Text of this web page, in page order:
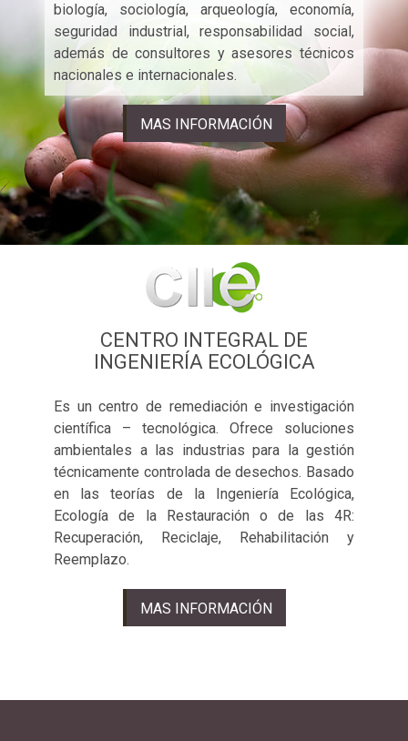
biología, sociología, arqueología, economía,
seguridad industrial, responsabilidad social,
además de consultores y asesores técnicos
nacionales e internacionales.
MAS INFORMACIÓN
CENTRO INTEGRAL DE
INGENIERÍA ECOLÓGICA
Es un centro de remediación e investigación
científica – tecnológica. Ofrece soluciones
ambientales a las industrias para la gestión
técnicamente controlada de desechos. Basado
en las teorías de la Ingeniería Ecológica,
Ecología de la Restauración o de las 4R:
Recuperación, Reciclaje, Rehabilitación y
Reemplazo.
MAS INFORMACIÓN